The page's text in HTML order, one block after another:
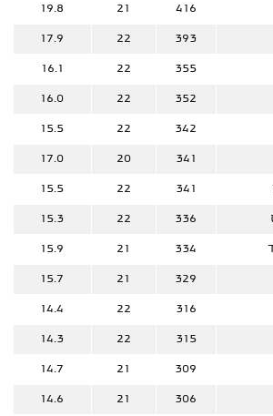
416
21
19.8
393
22
17.9
355
22
16.1
352
22
16.0
342
22
15.5
341
20
17.0
341
22
15.5
336
22
15.3
334
21
15.9
329
21
15.7
316
22
14.4
315
22
14.3
309
21
14.7
306
21
14.6